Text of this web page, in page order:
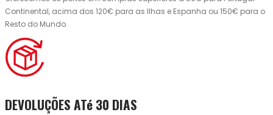
Continental, acima dos 120€ para as Ilhas e Espanha ou 150€ para o
Resto do Mundo.
DEVOLUÇÕES ATé 30 DIAS